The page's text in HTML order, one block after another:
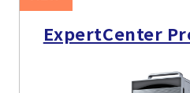
ExpertCenter